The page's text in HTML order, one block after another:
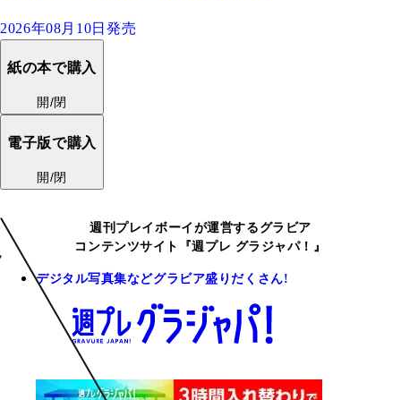
2026年08月10日発売
紙の本で購入
開/閉
電子版で購入
開/閉
週刊プレイボーイが運営するグラビア
コンテンツサイト『週プレ グラジャパ！』
デジタル写真集などグラビア盛りだくさん!